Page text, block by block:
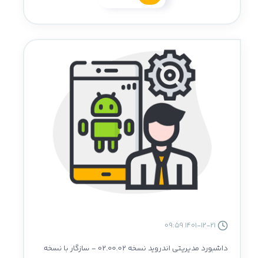
داشبورد مدیریتی اندروید نسخه 02.00.02 - سازگار با نسخه